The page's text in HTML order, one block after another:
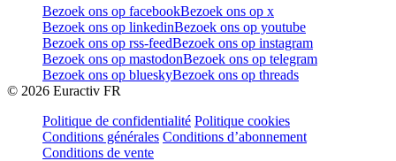
Bezoek ons op facebookBezoek ons op x
Bezoek ons op linkedinBezoek ons op youtube
Bezoek ons op rss-feedBezoek ons op instagram
Bezoek ons op mastodonBezoek ons op telegram
Bezoek ons op blueskyBezoek ons op threads
© 2026 Euractiv FR
Politique de confidentialité Politique cookies
Conditions générales Conditions d’abonnement
Conditions de vente